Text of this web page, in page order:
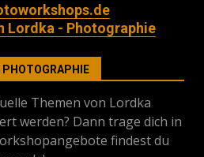
Lordka - Photographie
PHOTOGRAPHIE
Themen von Lordka
werden? Dann trage dich in
findest du